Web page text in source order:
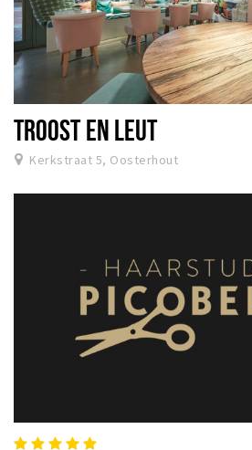
TROOST EN LEUT
Kerkstraat 5, Oosterhout